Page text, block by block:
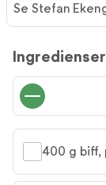
Stefan
Ekengren
laga
receptet
Se Stefan
Ingredienser
400 g biff,